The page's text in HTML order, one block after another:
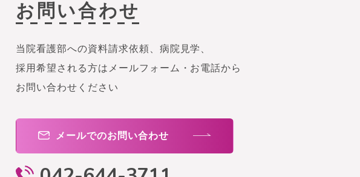
お問い合わせ
当院看護部への資料請求依頼、病院見学、
採用希望される方はメールフォーム・お電話から
お問い合わせください
メールでのお問い合わせ